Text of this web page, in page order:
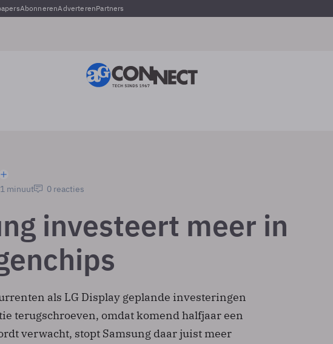
AbonnerenAdverterenPartners
minuut 0 reacties
investeert meer in
als LG Display geplande investeringen
terugschroeven, omdat komend halfjaar een
verwacht, stopt Samsung daar juist meer